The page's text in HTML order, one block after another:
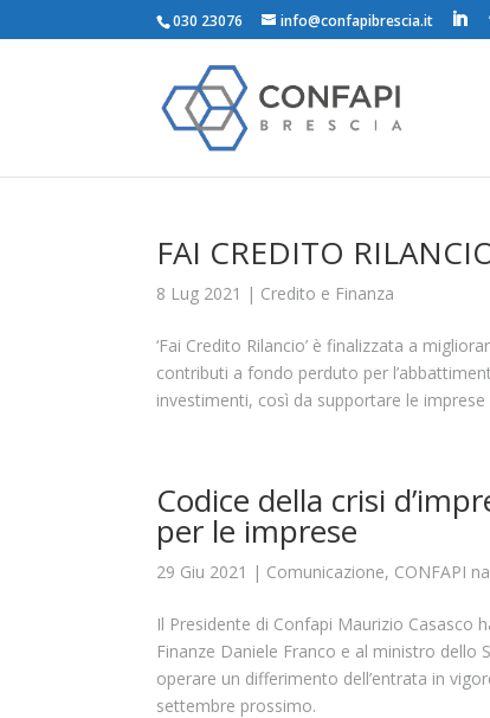
030 23076 info@confapibrescia.it
FAI CREDITO
8 Lug 2021 | Credito e Finanza
‘Fai Credito Rilancio’ è finalizzata a
contributi a fondo perduto per
investimenti, così da supportare le
Codice della crisi
per le imprese
29 Giu 2021 | Comunicazione, CONFAPI
Il Presidente di Confapi Maurizio Casasco
Finanze Daniele Franco e al ministro dello
operare un differimento dell’entrata in
settembre prossimo.